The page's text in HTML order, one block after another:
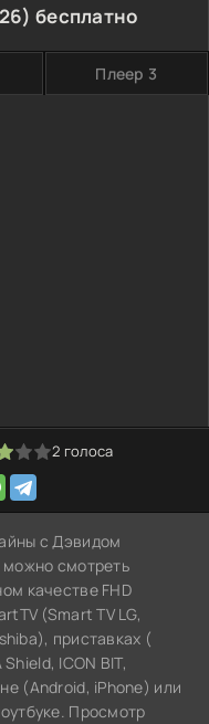
бесплатно
Плеер 3
2 голоса
с Дэвидом
смотреть
качестве FHD
(Smart TV LG,
приставках (
ICON BIT,
(Android, iPhone) или
Просмотр